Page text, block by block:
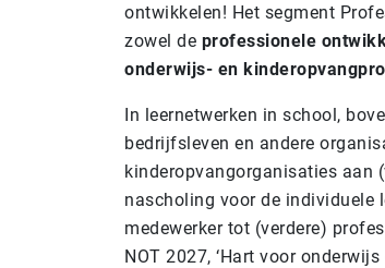
ontwikkelen! Het segment
zowel de professionele
onderwijs- en
In leernetwerken in school,
bedrijfsleven en andere
kinderopvangorganisaties aan
nascholing voor de individuele
medewerker tot (verdere)
NOT 2027, ‘Hart voor